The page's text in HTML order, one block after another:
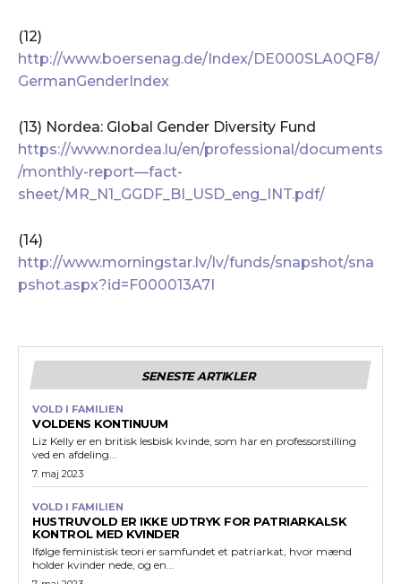
(12)
http://www.boersenag.de/Index/DE000SLA0QF8/
GermanGenderIndex
(13) Nordea: Global Gender Diversity Fund
https://www.nordea.lu/en/professional/documents
/monthly-report—fact-
sheet/MR_N1_GGDF_BI_USD_eng_INT.pdf/
(14)
http://www.morningstar.lv/lv/funds/snapshot/sna
pshot.aspx?id=F000013A7I
SENESTE ARTIKLER
VOLD I FAMILIEN
VOLDENS KONTINUUM
Liz Kelly er en britisk lesbisk kvinde, som har en professorstilling
ved en afdeling...
7. maj 2023
VOLD I FAMILIEN
HUSTRUVOLD ER IKKE UDTRYK FOR PATRIARKALSK
KONTROL MED KVINDER
Ifølge feministisk teori er samfundet et patriarkat, hvor mænd
holder kvinder nede, og en...